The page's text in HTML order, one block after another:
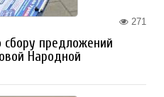
271
предложений
Народной